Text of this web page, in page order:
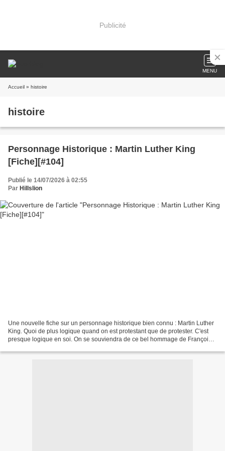
Publicité
MENU
Accueil » histoire
histoire
Personnage Historique : Martin Luther King
[Fiche][#104]
Publié le 14/07/2026 à 02:55
Par Hillslion
Une nouvelle fiche sur un personnage historique bien connu : Martin Luther
King. Quoi de plus logique quand on est protestant que de protester. C'est
presque logique en soi. On se souviendra de ce bel hommage de François